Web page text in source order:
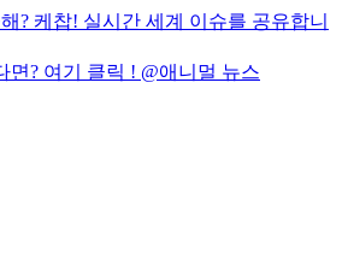
? 케찹! 실시간 세계 이슈를 공유합니
면? 여기 클릭 ! @애니멀 뉴스